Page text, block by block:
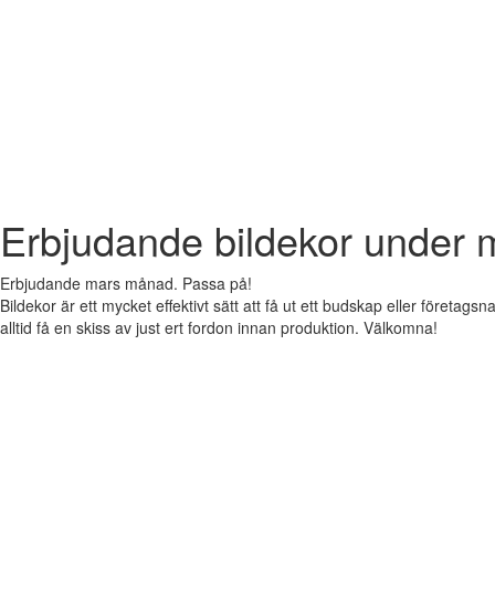
Erbjudande bildekor under
Erbjudande mars månad. Passa på!
Bildekor är ett mycket effektivt sätt att få ut ett budskap eller
alltid få en skiss av just ert fordon innan produktion. Välkomna!